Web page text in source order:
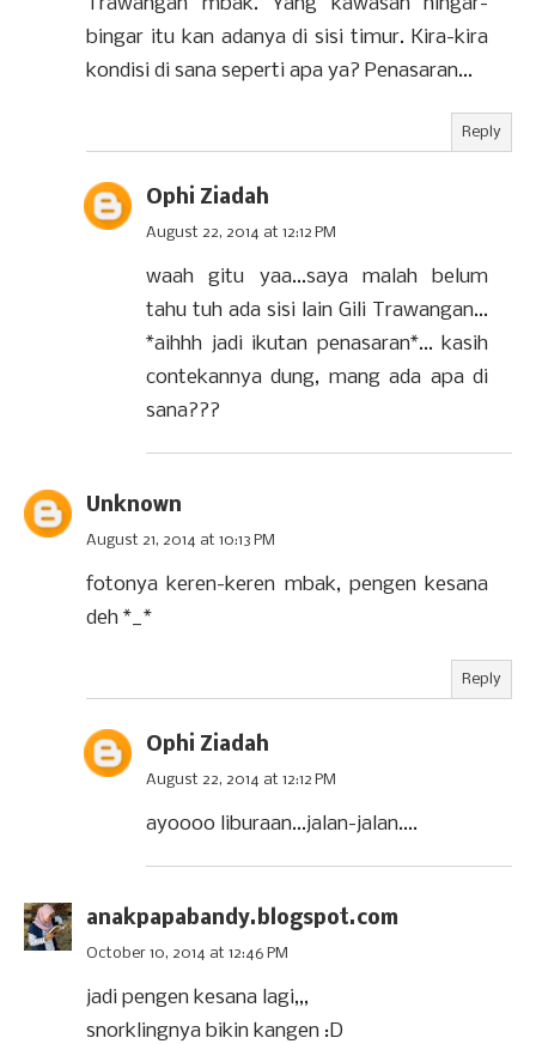
bingar itu kan adanya di sisi timur. Kira-kira
kondisi di sana seperti apa ya? Penasaran...
Reply
Ophi Ziadah
August 22, 2014 at 12:12 PM
waah gitu yaa...saya malah belum
tahu tuh ada sisi lain Gili Trawangan...
*aihhh jadi ikutan penasaran*... kasih
contekannya dung, mang ada apa di
sana???
Unknown
August 21, 2014 at 10:13 PM
fotonya keren-keren mbak, pengen kesana
deh *_*
Reply
Ophi Ziadah
August 22, 2014 at 12:12 PM
ayoooo liburaan...jalan-jalan....
anakpapabandy.blogspot.com
October 10, 2014 at 12:46 PM
jadi pengen kesana lagi,,,
snorklingnya bikin kangen :D